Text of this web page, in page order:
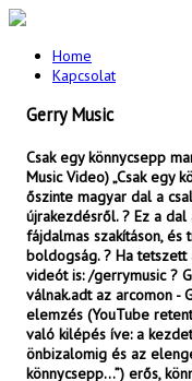
Home
Kapcsolat
Gerry Music
Csak egy könnycsepp
Music Video) „Csak egy
őszinte magyar dal a
újrakezdésről. ? Ez a dal
fájdalmas szakításon, és
boldogság. ? Ha
videót is: /gerrymusic ?
válnak.adt az arcomon -
elemzés (YouTube
való kilépés íve: a
önbizalomig és az
könnycsepp…”) erős,